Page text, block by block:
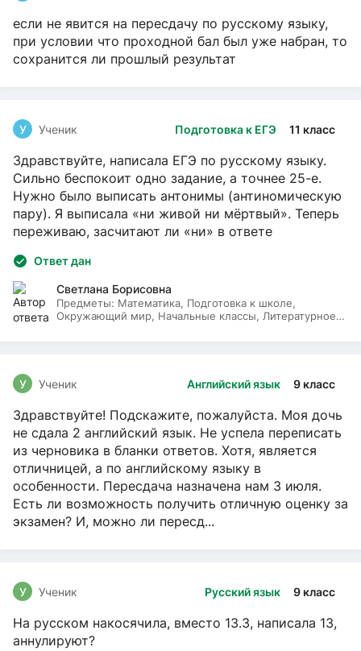
если не явится на пересдачу по русскому языку,
при условии что проходной бал был уже набран, то
сохранится ли прошлый результат
Подготовка к ЕГЭ 11 класс
У Ученик
Здравствуйте, написала ЕГЭ по русскому языку.
Сильно беспокоит одно задание, а точнее 25-е.
Нужно было выписать антонимы (антиномическую
пару). Я выписала «ни живой ни мёртвый». Теперь
переживаю, засчитают ли «ни» в ответе
Ответ дан
Светлана Борисовна
Предметы: Математика, Подготовка к школе,
Окружающий мир, Начальные классы, Литературное
Английский язык 9 класс
У Ученик
Здравствуйте! Подскажите, пожалуйста. Моя дочь
не сдала 2 английский язык. Не успела переписать
из черновика в бланки ответов. Хотя, является
отличницей, а по английскому языку в
особенности. Пересдача назначена нам 3 июля.
Есть ли возможность получить отличную оценку за
экзамен? И, можно ли пересд...
Русский язык 9 класс
У Ученик
На русском накосячила, вместо 13.3, написала 13,
аннулируют?